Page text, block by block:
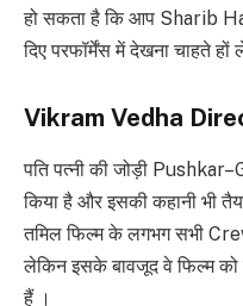
हो सकता है कि आप Sharib
दिए परफॉर्मेंस में देखना चाहते
Vikram Vedha
पति पत्नी की जोड़ी
किया है और इसकी कहानी भी
तमिल फिल्म के लगभग सभी
लेकिन इसके बावजूद वे फिल्म
हैं ।